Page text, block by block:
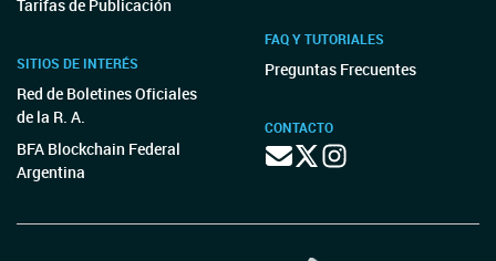
Tarifas de Publicación
SITIOS DE INTERÉS
Red de Boletines Oficiales
de la R. A.
BFA Blockchain Federal
Argentina
FAQ Y TUTORIALES
Preguntas Frecuentes
CONTACTO